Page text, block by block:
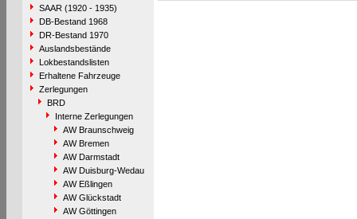
SAAR (1920 - 1935)
DB-Bestand 1968
DR-Bestand 1970
Auslandsbestände
Lokbestandslisten
Erhaltene Fahrzeuge
Zerlegungen
BRD
Interne Zerlegungen
AW Braunschweig
AW Bremen
AW Darmstadt
AW Duisburg-Wedau
AW Eßlingen
AW Glückstadt
AW Göttingen